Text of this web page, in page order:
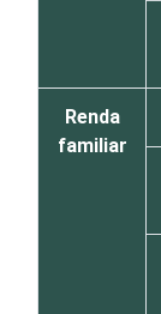
Renda
familiar